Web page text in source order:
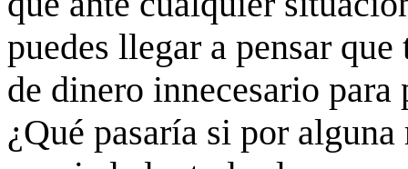
puedes llegar a pensar
de dinero innecesario
¿Qué pasaría si por